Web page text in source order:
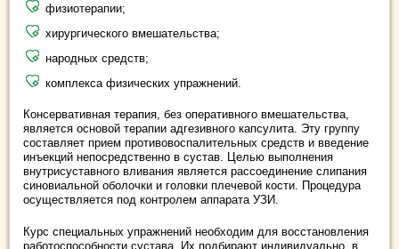
физиотерапии;
хирургического вмешательства;
народных средств;
комплекса физических упражнений.
Консервативная терапия, без оперативного вмешательства,
является основой терапии адгезивного капсулита. Эту группу
составляет прием противовоспалительных средств и введение
инъекций непосредственно в сустав. Целью выполнения
внутрисуставного вливания является рассоединение слипания
синовиальной оболочки и головки плечевой кости. Процедура
осуществляется под контролем аппарата УЗИ.
Курс специальных упражнений необходим для восстановления
работоспособности сустава. Их подбирают индивидуально, в